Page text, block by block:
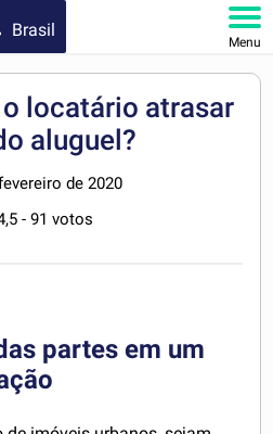
Brasil
Menu
o locatário atrasar
aluguel?
de 2020
- 91 votos
partes em um